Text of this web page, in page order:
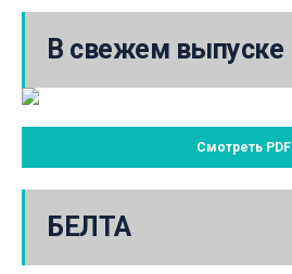
В свежем выпуске
Смотреть PDF
БЕЛТА